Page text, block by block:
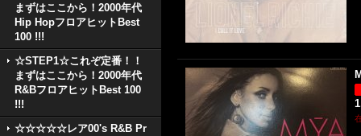
まずはここから！2000年代
Hip HopフロアヒットBest
100 !!!
☆STEP1☆これぞ定番！！
まずはここから！2000年代
R&BフロアヒットBest 100
!!!
☆☆☆☆☆レア00's R&B Pr